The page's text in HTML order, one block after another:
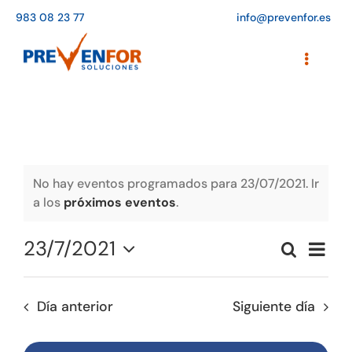
contenido
983 08 23 77 info@prevenfor.es
Toggle
Agenda de cursos
Adaptación a la LOPD
No hay eventos programados para 23/07/2021. Ir
a los próximos eventos.
Buscar
vistas
de
Día
23/7/2021
Seleccionar
Día anterior Siguiente día